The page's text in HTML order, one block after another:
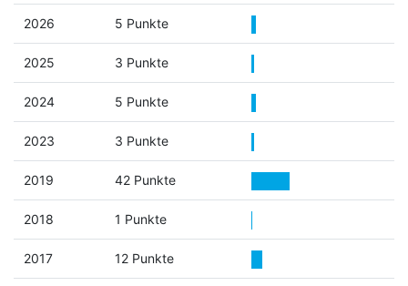
2026 5 Punkte
2025 3 Punkte
2024 5 Punkte
2023 3 Punkte
2019 42 Punkte
2018 1 Punkte
2017 12 Punkte